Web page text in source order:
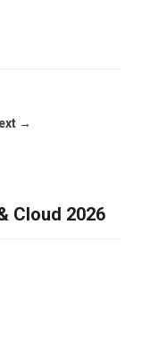
→
Cloud 2026